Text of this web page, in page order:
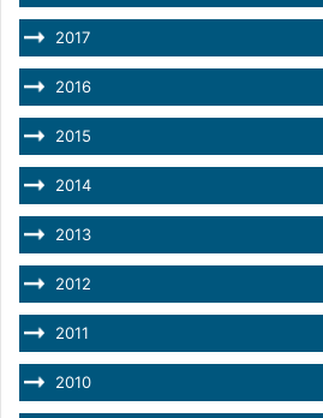
2017
2016
2015
2014
2013
2012
2011
2010